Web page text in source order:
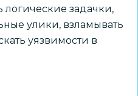
логические задачки,
улики, взламывать
уязвимости в